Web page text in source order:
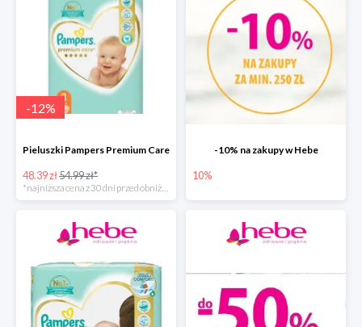
-12%
Pieluszki Pampers Premium Care
48.39 zł54.99 zł*
-10% na zakupy w Hebe
10%